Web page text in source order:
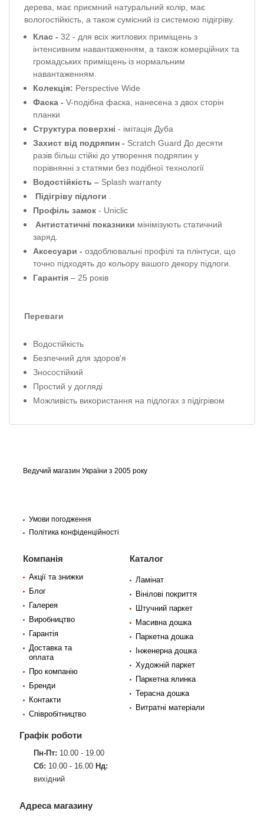
дерева, має приємний натуральний колір, має
вологостійкість, а також сумісний із системою підігріву.
Клас - 32 - для всіх житлових приміщень з
інтенсивним навантаженням, а також комерційних та
громадських приміщень із нормальним
навантаженням.
Колекція: Perspective Wide
Фаска - V-подібна фаска, нанесена з двох сторін
планки
Структура поверхні - імітація Дуба
Захист від подряпин - Scratch Guard До десяти
разів більш стійкі до утворення подряпин у
порівнянні з статями без подібної технології
Водостійкість – Splash warranty
Підігріву підлоги
Профіль замок - Uniclic
Антистатичні показники мінімізують статичний
заряд.
Аксесуари - оздоблювальні профілі та плінтуси, що
точно підходять до кольору вашого декору підлоги.
Гарантія – 25 років
Переваги
Водостійкість
Безпечний для здоров'я
Зносостійкий
Простий у догляді
Можливість використання на підлогах з підігрівом
Ведучий магазин України з 2005 року
Умови погодження
Політика конфіденційності
Компанія
Акції та знижки
Блог
Галерея
Виробництво
Гарантія
Доставка та
оплата
Про компанію
Бренди
Контакти
Співробітництво
Каталог
Ламінат
Вінілові покриття
Штучний паркет
Масивна дошка
Паркетна дошка
Інженерна дошка
Художній паркет
Паркетна ялинка
Терасна дошка
Витратні матеріали
Графік роботи
Пн-Пт: 10.00 - 19.00
Сб: 10.00 - 16.00 Нд:
вихідний
Адреса магазину